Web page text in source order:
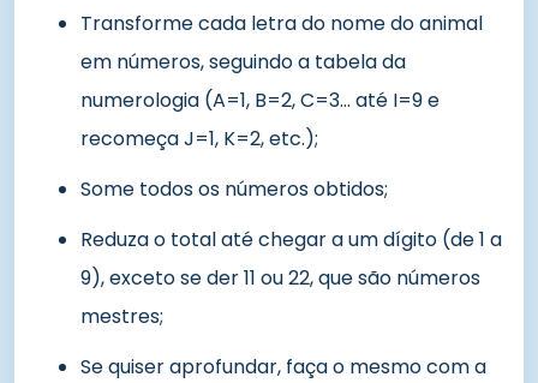
Transforme cada letra do nome do animal
em números, seguindo a tabela da
numerologia (A=1, B=2, C=3… até I=9 e
recomeça J=1, K=2, etc.);
Some todos os números obtidos;
Reduza o total até chegar a um dígito (de 1 a
9), exceto se der 11 ou 22, que são números
mestres;
Se quiser aprofundar, faça o mesmo com a